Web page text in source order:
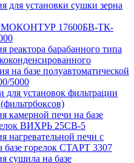
для установки сушки зерна
17600БВ-ТК-
реактора барабанного типа
на базе полуавтоматической
5000
для установок фильтрации
камерной печи на базе
ВИХРЬ 25СВ-5
нагревательной печи с
горелок СТАРТ 3307
сушила на базе